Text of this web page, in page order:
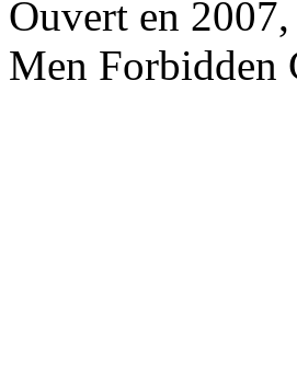
Ouvert en
Men Forbidden